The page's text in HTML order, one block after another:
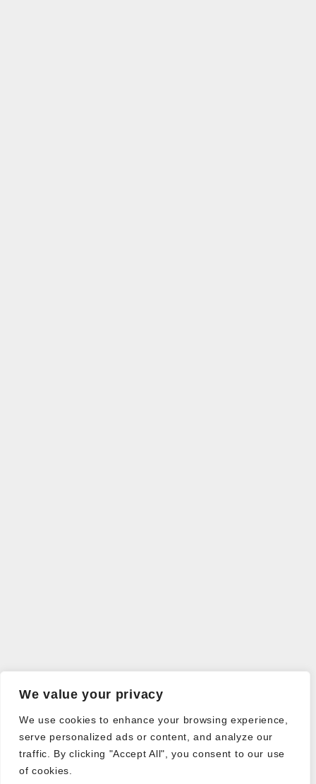
We value your privacy
We use cookies to enhance your browsing experience,
serve personalized ads or content, and analyze our
traffic. By clicking "Accept All", you consent to our use
of cookies.